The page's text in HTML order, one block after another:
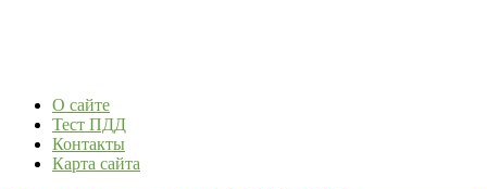
О сайте
Тест ПДД
Контакты
Карта сайта